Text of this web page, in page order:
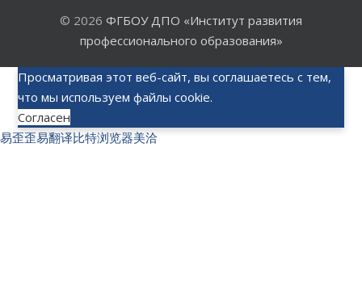
© 2026 ФГБОУ ДПО «Институт развития
профессионального образования»
Просматривая этот веб-сайт, вы соглашаетесь с тем,
что мы используем файлы cookie.
Согласен
易歪歪易翻译比特浏览器美洽